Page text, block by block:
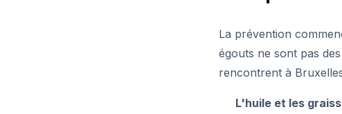
La prévention
égouts ne sont pas
rencontrent à
L'huile et les